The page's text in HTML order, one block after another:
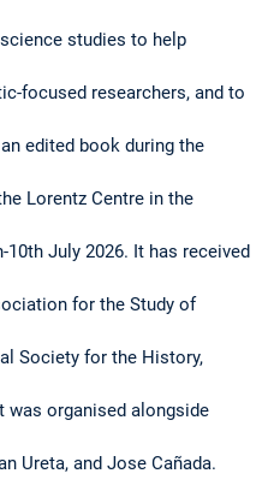
studies to help
focused researchers, and to
edited book during the
Lorentz Centre in the
July 2026. It has received
for the Study of
Society for the History,
was organised alongside
Ureta, and Jose Cañada.